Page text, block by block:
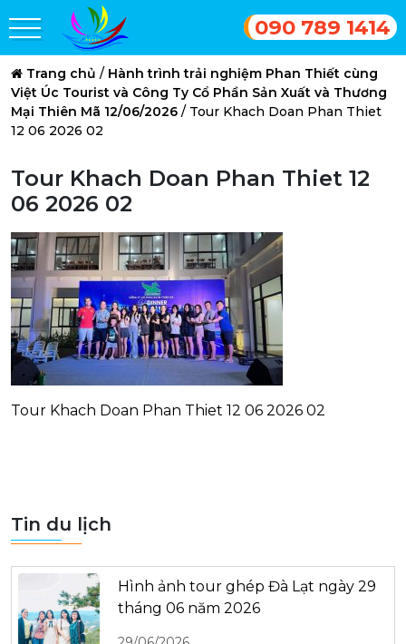
090 789 1414
Trang chủ / Hành trình trải nghiệm Phan Thiết cùng
Việt Úc Tourist và Công Ty Cổ Phần Sản Xuất và Thương
Mại Thiên Mã 12/06/2026 / Tour Khach Doan Phan Thiet
12 06 2026 02
Tour Khach Doan Phan Thiet 12
06 2026 02
Tour Khach Doan Phan Thiet 12 06 2026 02
Tin du lịch
Hình ảnh tour ghép Đà Lạt ngày 29
tháng 06 năm 2026